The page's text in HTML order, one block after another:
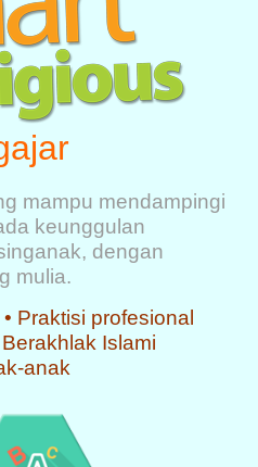
mampu mendampingi
keunggulan
dengan
mulia.
Praktisi profesional
Berakhlak Islami
anak